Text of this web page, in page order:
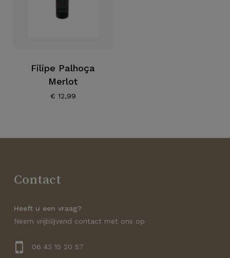
Geen producten in de
winkelwagen.
Filipe Palhoça
Merlot
€ 12,99
Contact
Heeft u een vraag?
Neem vrijblijvend contact met ons op
06 43 15 20 57